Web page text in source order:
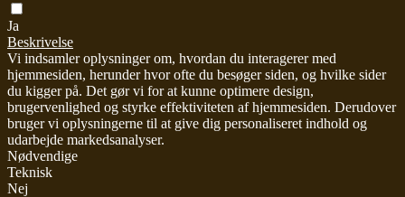
Ja
Beskrivelse
Vi indsamler oplysninger om, hvordan du interagerer med
hjemmesiden, herunder hvor ofte du besøger siden, og hvilke sider
du kigger på. Det gør vi for at kunne optimere design,
brugervenlighed og styrke effektiviteten af hjemmesiden. Derudover
bruger vi oplysningerne til at give dig personaliseret indhold og
udarbejde markedsanalyser.
Nødvendige
Teknisk
Nej